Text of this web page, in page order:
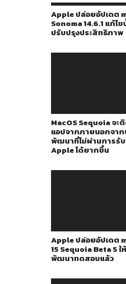
Apple ปล่อยอัปเดต
Sonoma 14.6.1 แก้ไ
ปรับปรุงประสิทธิภาพ
MacOS Sequoia จะ
แอปจากภายนอกจา
พัฒนาที่ไม่ผ่านการรั
Apple ได้ยากขึ้น
Apple ปล่อยอัปเดต
15 Sequoia Beta 5 ใ
พัฒนาทดสอบแล้ว